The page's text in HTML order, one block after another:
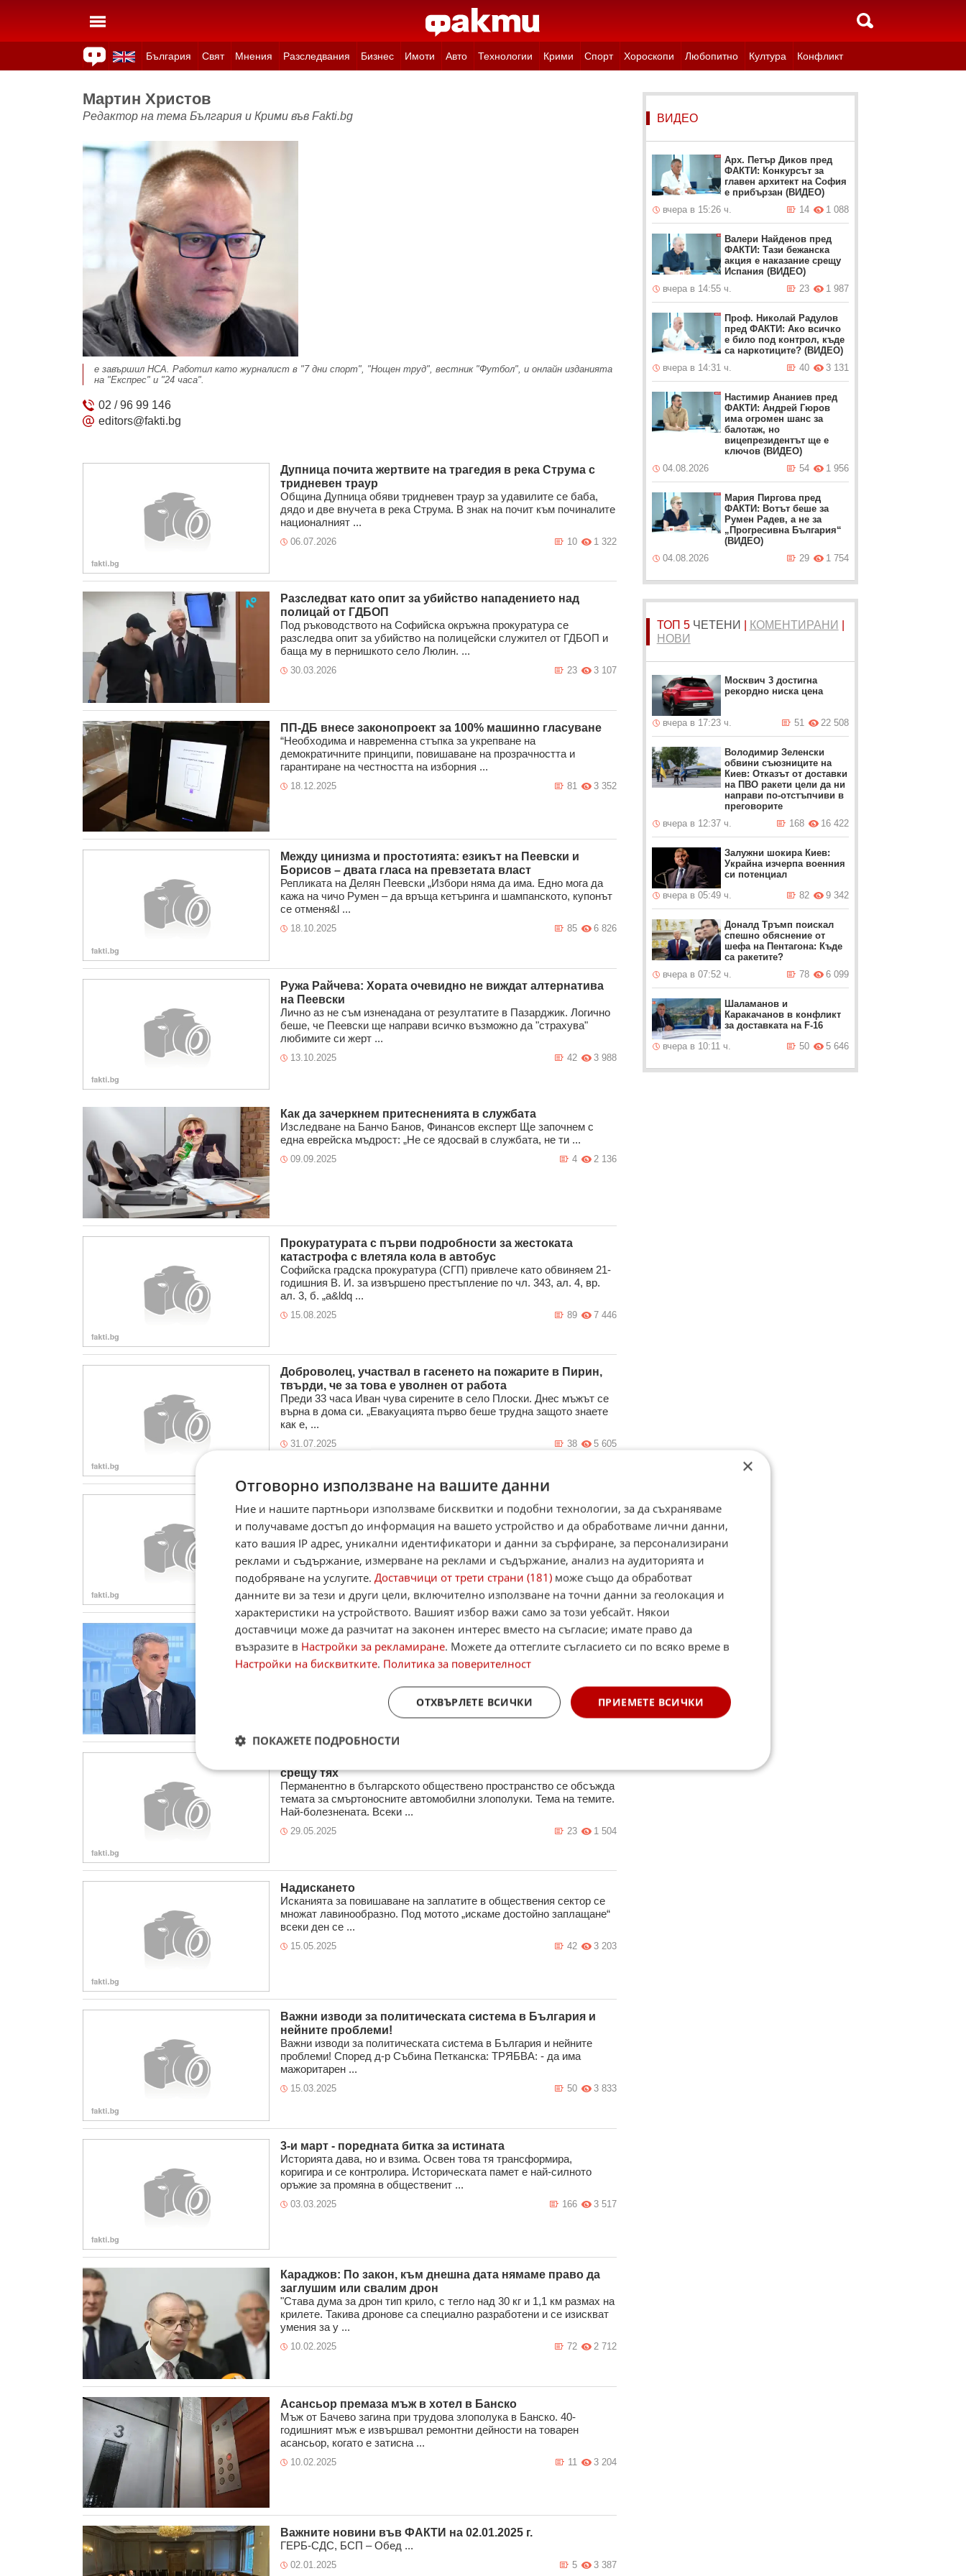
България Свят Мнения Разследвания Бизнес Имоти Авто Технологии Крими Спорт Хороскопи Любопитно Култура Конфликт
Мартин Христов
Редактор на тема България и Крими във Fakti.bg
е завършил НСА. Работил като журналист в "7 дни спорт", "Нощен труд", вестник "Футбол", и онлайн изданията
на "Експрес" и "24 часа".
02 / 96 99 146
editors@fakti.bg
Дупница почита жертвите на трагедия в река Струма с
тридневен траур
Община Дупница обяви тридневен траур за удавилите се баба,
дядо и две внучета в река Струма. В знак на почит към починалите
националният ...
06.07.2026 1 322
10
Разследват като опит за убийство нападението над
полицай от ГДБОП
Под ръководството на Софийска окръжна прокуратура се
разследва опит за убийство на полицейски служител от ГДБОП и
баща му в пернишкото село Люлин. ...
30.03.2026 3 107
23
ПП-ДБ внесе законопроект за 100% машинно гласуване
“Необходима и навременна стъпка за укрепване на
демократичните принципи, повишаване на прозрачността и
гарантиране на честността на изборния ...
18.12.2025 3 352
81
Между цинизма и простотията: езикът на Пеевски и
Борисов – двата гласа на превзетата власт
Репликата на Делян Пеевски „Избори няма да има. Едно мога да
кажа на чичо Румен – да връща кетъринга и шампанското, купонът
се отменя&l ...
18.10.2025 6 826
85
Ружа Райчева: Хората очевидно не виждат алтернатива
на Пеевски
Лично аз не съм изненадана от резултатите в Пазарджик. Логично
беше, че Пеевски ще направи всичко възможно да "страхува"
любимите си жерт ...
13.10.2025 3 988
42
Как да зачеркнем притесненията в службата
Изследване на Банчо Банов, Финансов експерт Ще започнем с
една еврейска мъдрост: „Не се ядосвай в службата, не ти ...
09.09.2025 2 136
4
Прокуратурата с първи подробности за жестоката
катастрофа с влетяла кола в автобус
Софийска градска прокуратура (СГП) привлече като обвиняем 21-
годишния В. И. за извършено престъпление по чл. 343, ал. 4, вр.
ал. 3, б. „а&ldq ...
15.08.2025 7 446
89
Доброволец, участвал в гасенето на пожарите в Пирин,
твърди, че за това е уволнен от работа
Преди 33 часа Иван чува сирените в село Плоски. Днес мъжът се
върна в дома си. „Евакуацията първо беше трудна защото знаете
как е, ...
31.07.2025 5 605
38
Голям пожар бушува във Видинско, няколко села са в
опасност
Огромен пожар бушува между селата Граничак и Дъбравка,
съобщи кметът на Белоградчик Боян Минков. "Имаме нужда от
водоноски и доброво ...
Как да предпазим профила си от хакери
От компрометиран акаунт, който е сред приятелите на жертвата се
изпраща съобщение с текст - има твои снимки и линк към някакъв
сайт. Или се приканв ...
1 900
10
срещу тях
Перманентно в българското обществено пространство се обсъжда
темата за смъртоносните автомобилни злополуки. Тема на темите.
Най-болезнената. Всеки ...
29.05.2025 1 504
23
Надискането
Исканията за повишаване на заплатите в обществения сектор се
множат лавинообразно. Под мотото „искаме достойно заплащане“
всеки ден се ...
15.05.2025 3 203
42
Важни изводи за политическата система в България и
нейните проблеми!
Важни изводи за политическата система в България и нейните
проблеми! Според д-р Събина Петканска: ТРЯБВА: - да има
мажоритарен ...
15.03.2025 3 833
50
3-и март - поредната битка за истината
Историята дава, но и взима. Освен това тя трансформира,
коригира и се контролира. Историческата памет е най-силното
оръжие за промяна в общественит ...
03.03.2025 3 517
166
Караджов: По закон, към днешна дата нямаме право да
заглушим или свалим дрон
"Става дума за дрон тип крило, с тегло над 30 кг и 1,1 км размах на
крилете. Такива дронове са специално разработени и се изискват
умения за у ...
10.02.2025 2 712
72
Асансьор премаза мъж в хотел в Банско
Мъж от Бачево загина при трудова злополука в Банско. 40-
годишният мъж е извършвал ремонтни дейности на товарен
асансьор, когато е затисна ...
10.02.2025 3 204
11
Важните новини във ФАКТИ на 02.01.2025 г.
ГЕРБ-СДС, БСП – Обед ...
02.01.2025 3 387
5
ВИДЕО
Арх. Петър Диков пред
ФАКТИ: Конкурсът за
главен архитект на София
е прибързан (ВИДЕО)
вчера в 15:26 ч.
1 088
14
Валери Найденов пред
ФАКТИ: Тази бежанска
акция е наказание срещу
Испания (ВИДЕО)
вчера в 14:55 ч.
1 987
23
Проф. Николай Радулов
пред ФАКТИ: Ако всичко
е било под контрол, къде
са наркотиците? (ВИДЕО)
вчера в 14:31 ч.
3 131
40
Настимир Ананиев пред
ФАКТИ: Андрей Гюров
има огромен шанс за
балотаж, но
вицепрезидентът ще е
ключов (ВИДЕО)
04.08.2026
1 956
54
Мария Пиргова пред
ФАКТИ: Вотът беше за
Румен Радев, а не за
„Прогресивна България“
(ВИДЕО)
04.08.2026
1 754
29
ТОП 5 ЧЕТЕНИ КОМЕНТИРАНИ
НОВИ
Москвич 3 достигна
рекордно ниска цена
вчера в 17:23 ч. 22 508
51
Володимир Зеленски
обвини съюзниците на
Киев: Отказът от доставки
на ПВО ракети цели да ни
направи по-отстъпчиви в
преговорите
вчера в 12:37 ч.
16 422
168
Залужни шокира Киев:
Украйна изчерпа военния
си потенциал
вчера в 05:49 ч.
9 342
82
Доналд Тръмп поискал
спешно обяснение от
шефа на Пентагона: Къде
са ракетите?
вчера в 07:52 ч.
6 099
78
Шаламанов и
Каракачанов в конфликт
за доставката на F-16
вчера в 10:11 ч.
5 646
50
×
Отговорно използване на вашите данни
Ние и нашите партньори използваме бисквитки и подобни технологии, за да съхраняваме
и получаваме достъп до информация на вашето устройство и да обработваме лични данни,
като вашия IP адрес, уникални идентификатори и данни за сърфиране, за персонализирани
реклами и съдържание, измерване на реклами и съдържание, анализ на аудиторията и
подобряване на услугите. Доставчици от трети страни (181) може също да обработват
данните ви за тези и други цели, включително използване на точни данни за геолокация и
характеристики на устройството. Вашият избор важи само за този уебсайт. Някои
доставчици може да разчитат на законен интерес вместо на съгласие; имате право да
възразите в Настройки за рекламиране. Можете да оттеглите съгласието си по всяко време в
Настройки на бисквитките. Политика за поверителност
ПРИЕМЕТЕ ВСИЧКИ
ОТХВЪРЛЕТЕ ВСИЧКИ
ПОКАЖЕТЕ ПОДРОБНОСТИ